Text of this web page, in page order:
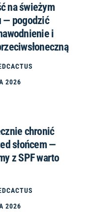
na świeżym
— pogodzić
i
2026
chronić
słońcem —
z SPF warto
2026